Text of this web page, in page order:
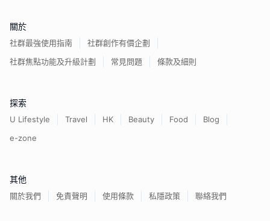
關於
社群最強使用指南
社群創作有價企劃
社群焦點功能及升級計劃
常見問題 條款及細則
探索
U Lifestyle Travel HK Beauty Food
Blog
e-zone
其他
關於我們 免責聲明 使用條款 私隱政策 聯絡我們